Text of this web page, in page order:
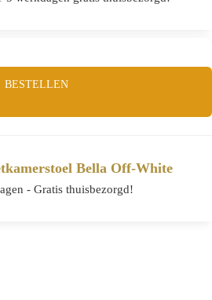
BESTELLEN
Bella Off-White
- Gratis thuisbezorgd!